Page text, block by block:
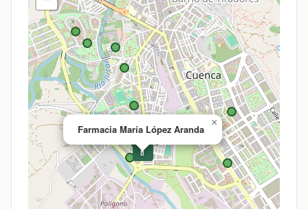
💊
Farmacia María López Aranda
×